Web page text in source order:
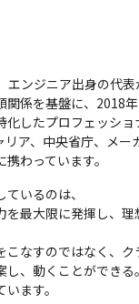
エンジニア出身の代表
係を基盤に、2018年
化したプロフェッショ
ア、中央省庁、メー
わっています。
いるのは、
を最大限に発揮し、
こなすのではなく、ク
、動くことができる。
ます。